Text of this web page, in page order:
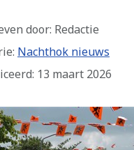
door: Redactie
Nachthok nieuws
13 maart 2026